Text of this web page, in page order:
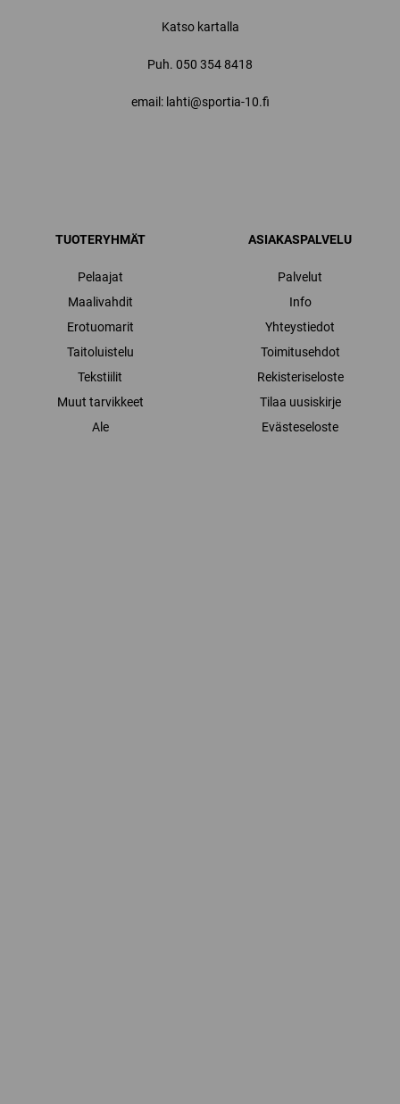
Katso kartalla
Puh. 050 354 8418
email: lahti@sportia-10.fi
TUOTERYHMÄT
Pelaajat
Maalivahdit
Erotuomarit
Taitoluistelu
Tekstiilit
Muut tarvikkeet
Ale
ASIAKASPALVELU
Palvelut
Info
Yhteystiedot
Toimitusehdot
Rekisteriseloste
Tilaa uusiskirje
Evästeseloste